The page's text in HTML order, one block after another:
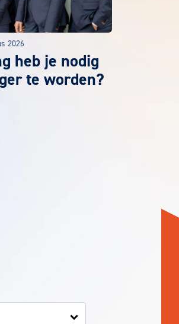
2026
heb je nodig
te worden?